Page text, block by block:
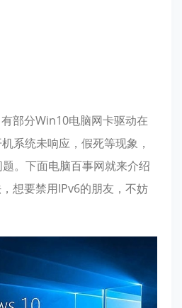
部分Win10电脑网卡驱动在
系统未响应，假死等现象，
。下面电脑百事网就来介绍
想要禁用IPv6的朋友，不妨